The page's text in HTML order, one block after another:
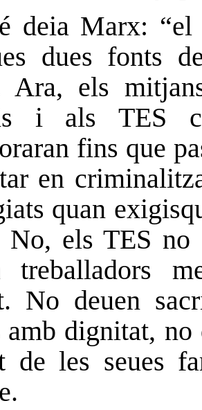
deia Marx: “el
dues fonts
Ara, els
i als TES
fins que
en
quan
No, els TES
No deuen
amb dignitat,
de les seues